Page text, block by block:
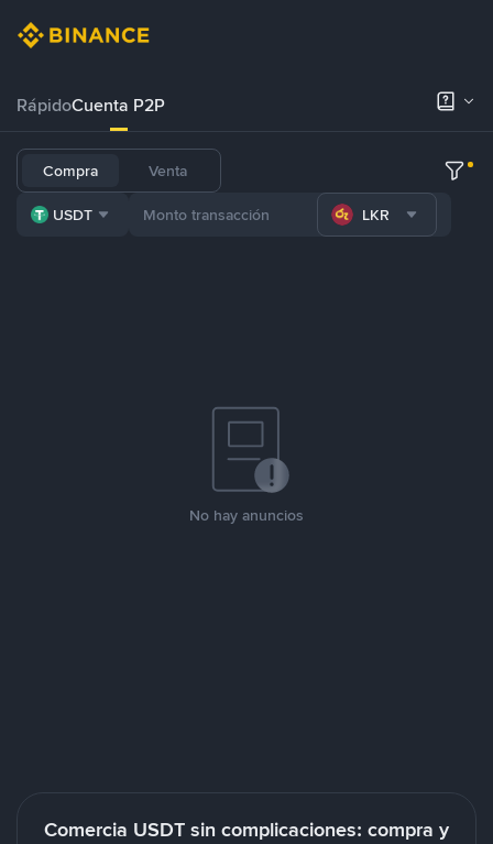
RápidoCuenta P2P
Compra Venta
USDT LKR
No hay anuncios
Comercia USDT sin complicaciones: compra y